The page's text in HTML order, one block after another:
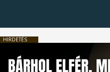
HIRDETÉS